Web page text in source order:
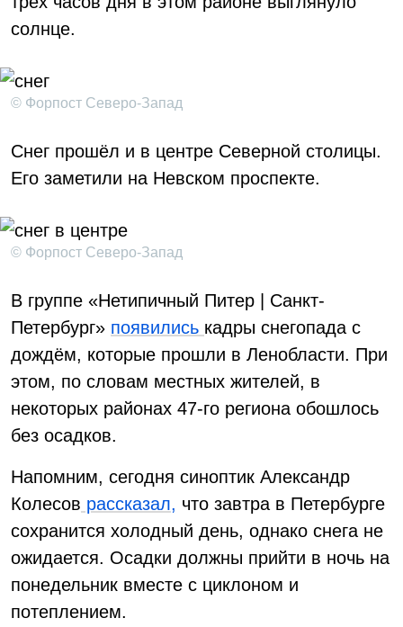
солнце.
© Форпост Северо-Запад
Снег прошёл и в центре Северной столицы.
Его заметили на Невском проспекте.
© Форпост Северо-Запад
В группе «Нетипичный Питер | Санкт-
Петербург» появились кадры снегопада с
дождём, которые прошли в Ленобласти. При
этом, по словам местных жителей, в
некоторых районах 47-го региона обошлось
без осадков.
Напомним, сегодня синоптик Александр
Колесов рассказал, что завтра в Петербурге
сохранится холодный день, однако снега не
ожидается. Осадки должны прийти в ночь на
понедельник вместе с циклоном и
потеплением.